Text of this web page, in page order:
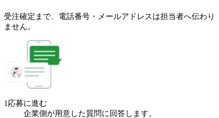
受注確定まで、 電話番号・メールアドレスは担当者へ伝わり
ません。
1 応募に進む
企業側が用意した質問に回答します。